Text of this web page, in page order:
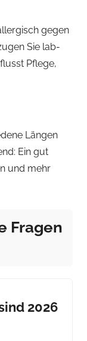
gegen
Sie lab-
Pflege,
Längen
Ein gut
und mehr
Fragen
2026